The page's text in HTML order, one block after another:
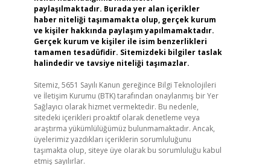
paylaşılmaktadır. Burada yer alan içerikler
haber niteliği taşımamakta olup, gerçek kurum
ve kişiler hakkında paylaşım yapılmamaktadır.
Gerçek kurum ve kişiler ile isim benzerlikleri
tamamen tesadüfidir. Sitemizdeki bilgiler taslak
halindedir ve tavsiye niteliği taşımazlar.
Sitemiz, 5651 Sayılı Kanun gereğince Bilgi Teknolojileri
ve İletişim Kurumu (BTK) tarafından onaylanmış bir Yer
Sağlayıcı olarak hizmet vermektedir. Bu nedenle,
sitedeki içerikleri proaktif olarak denetleme veya
araştırma yükümlülüğümüz bulunmamaktadır. Ancak,
üyelerimiz yazdıkları içeriklerin sorumluluğunu
taşımakta olup, siteye üye olarak bu sorumluluğu kabul
etmiş sayılırlar.